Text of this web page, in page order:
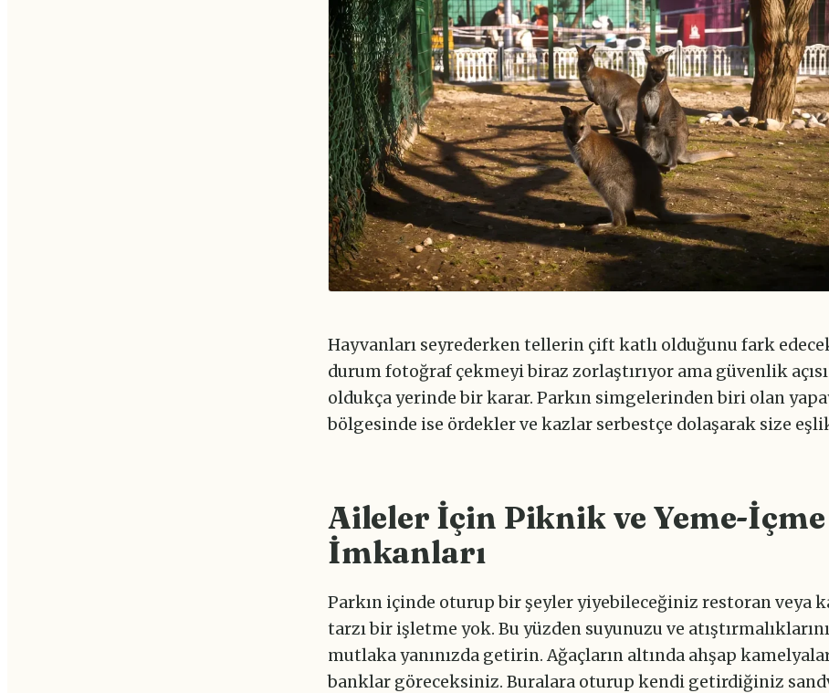
Hayvanları seyrederken tellerin çift katlı olduğunu fark
durum fotoğraf çekmeyi biraz zorlaştırıyor ama güvenlik
oldukça yerinde bir karar. Parkın simgelerinden biri olan
bölgesinde ise ördekler ve kazlar serbestçe dolaşarak size
Aileler İçin Piknik ve Yeme-İçme
İmkanları
Parkın içinde oturup bir şeyler yiyebileceğiniz restoran veya
tarzı bir işletme yok. Bu yüzden suyunuzu ve
mutlaka yanınızda getirin. Ağaçların altında ahşap
banklar göreceksiniz. Buralara oturup kendi getirdiğiniz